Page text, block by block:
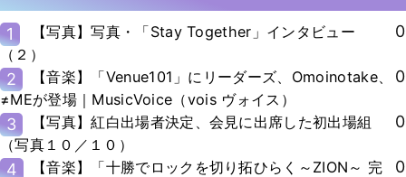
1
【写真】写真・「Stay Together」インタビュー
（２）
0
2
【音楽】「Venue101」にリーダーズ、Omoinotake、
≠MEが登場｜MusicVoice（vois ヴォイス）
0
3
【写真】紅白出場者決定、会見に出席した初出場組
（写真１０／１０）
0
4 【音楽】「十勝でロックを切り拓ひらく～ZION～ 完 0